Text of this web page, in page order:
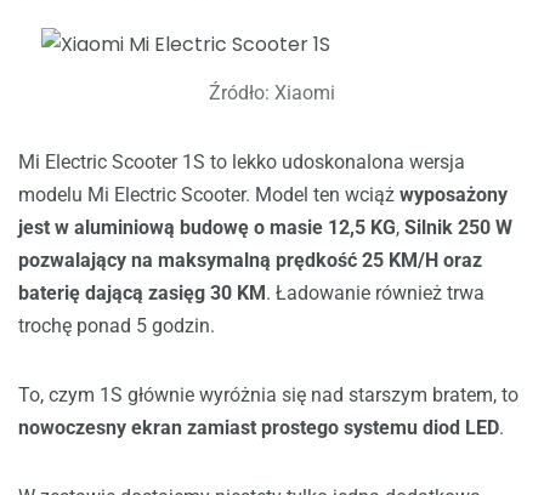
Źródło: Xiaomi
Mi Electric Scooter 1S to lekko udoskonalona wersja
modelu Mi Electric Scooter. Model ten wciąż wyposażony
jest w aluminiową budowę o masie 12,5 KG, Silnik 250 W
pozwalający na maksymalną prędkość 25 KM/H oraz
baterię dającą zasięg 30 KM. Ładowanie również trwa
trochę ponad 5 godzin.
To, czym 1S głównie wyróżnia się nad starszym bratem, to
nowoczesny ekran zamiast prostego systemu diod LED.